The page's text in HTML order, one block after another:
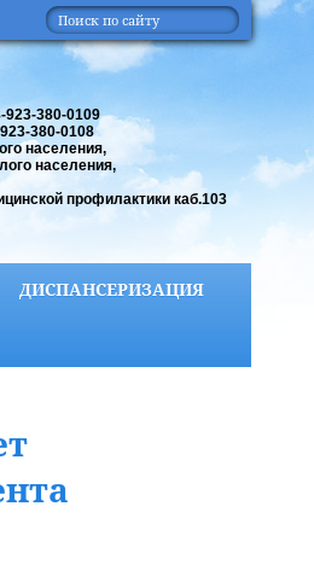
923-380-0109
380-0108
населения,
населения,
профилактики каб.103
ДИСПАНСЕРИЗАЦИЯ